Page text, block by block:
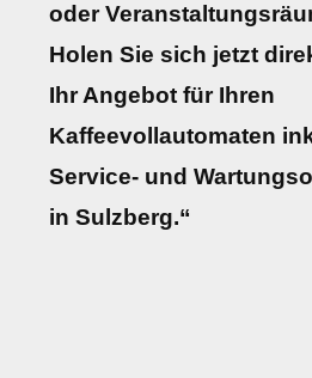
oder
Holen Sie sich jetzt
Ihr Angebot für Ihren
Kaffeevollautomaten
Service- und
in Sulzberg.“